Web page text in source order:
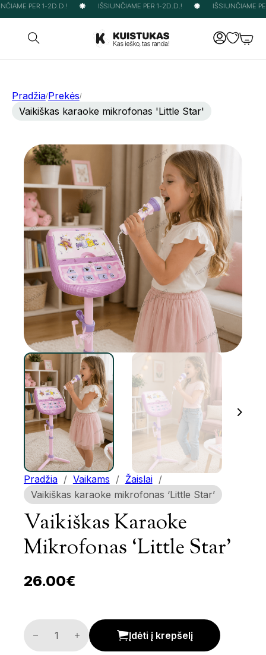
PER 1-2D.D.! IŠSIUNČIAME PER 1-2D.D.! IŠSIUNČIAME
Pradžia/Prekės/
Vaikiškas karaoke mikrofonas 'Little Star'
Pradžia / Vaikams / Žaislai /
Vaikiškas karaoke mikrofonas ‘Little Star’
Vaikiškas Karaoke
Mikrofonas ‘Little Star’
26.00€
Vaikiškas karaoke mikrofonas 'Little Star' kiekis
Įdėti į krepšelį